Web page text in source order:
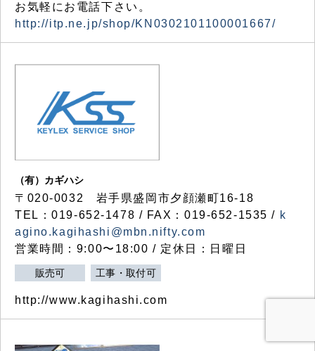
お気軽にお電話下さい。
http://itp.ne.jp/shop/KN0302101100001667/
（有）カギハシ
〒020-0032 岩手県盛岡市夕顔瀬町16-18
TEL：019-652-1478 / FAX：019-652-1535 / k
agino.kagihashi@mbn.nifty.com
営業時間：9:00〜18:00 / 定休日：日曜日
販売可 工事・取付可
http://www.kagihashi.com